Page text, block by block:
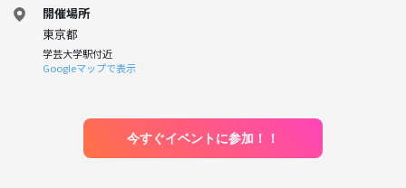
開催場所
東京都
学芸大学駅付近
Googleマップで表示
今すぐイベントに参加！！